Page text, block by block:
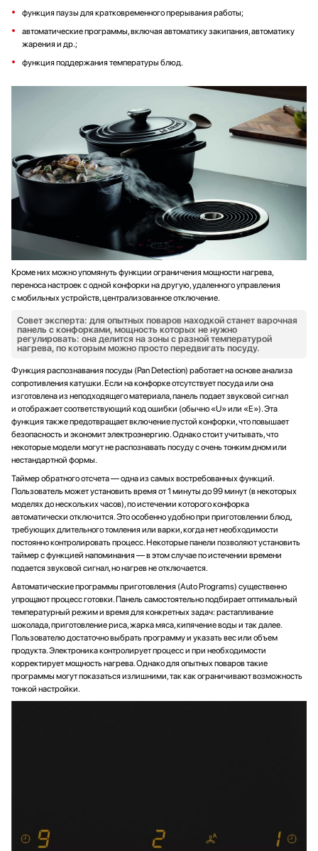
функция паузы для кратковременного прерывания работы;
автоматические программы, включая автоматику закипания, автоматику
жарения и др.;
функция поддержания температуры блюд.
Кроме них можно упомянуть функции ограничения мощности нагрева,
переноса настроек с одной конфорки на другую, удаленного управления
с мобильных устройств, централизованное отключение.
Совет эксперта: для опытных поваров находкой станет варочная
панель с конфорками, мощность которых не нужно
регулировать: она делится на зоны с разной температурой
нагрева, по которым можно просто передвигать посуду.
Функция распознавания посуды (Pan Detection) работает на основе анализа
сопротивления катушки. Если на конфорке отсутствует посуда или она
изготовлена из неподходящего материала, панель подает звуковой сигнал
и отображает соответствующий код ошибки (обычно «U» или «E»). Эта
функция также предотвращает включение пустой конфорки, что повышает
безопасность и экономит электроэнергию. Однако стоит учитывать, что
некоторые модели могут не распознавать посуду с очень тонким дном или
нестандартной формы.
Таймер обратного отсчета — одна из самых востребованных функций.
Пользователь может установить время от 1 минуты до 99 минут (в некоторых
моделях до нескольких часов), по истечении которого конфорка
автоматически отключится. Это особенно удобно при приготовлении блюд,
требующих длительного томления или варки, когда нет необходимости
постоянно контролировать процесс. Некоторые панели позволяют установить
таймер с функцией напоминания — в этом случае по истечении времени
подается звуковой сигнал, но нагрев не отключается.
Автоматические программы приготовления (Auto Programs) существенно
упрощают процесс готовки. Панель самостоятельно подбирает оптимальный
температурный режим и время для конкретных задач: растапливание
шоколада, приготовление риса, жарка мяса, кипячение воды и так далее.
Пользователю достаточно выбрать программу и указать вес или объем
продукта. Электроника контролирует процесс и при необходимости
корректирует мощность нагрева. Однако для опытных поваров такие
программы могут показаться излишними, так как ограничивают возможность
тонкой настройки.